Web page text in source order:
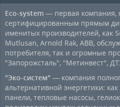
Eco-system — первая компания,
сертифицированным прямым
именитых производителей, как
Mutlusan, Arnold Rak, ABB,
потребителя, так и огромные
"Запорожсталь", "Метинвест",
"Эко-систем" — компания
альтернативной энергетики:
панели, тепловые насосы,